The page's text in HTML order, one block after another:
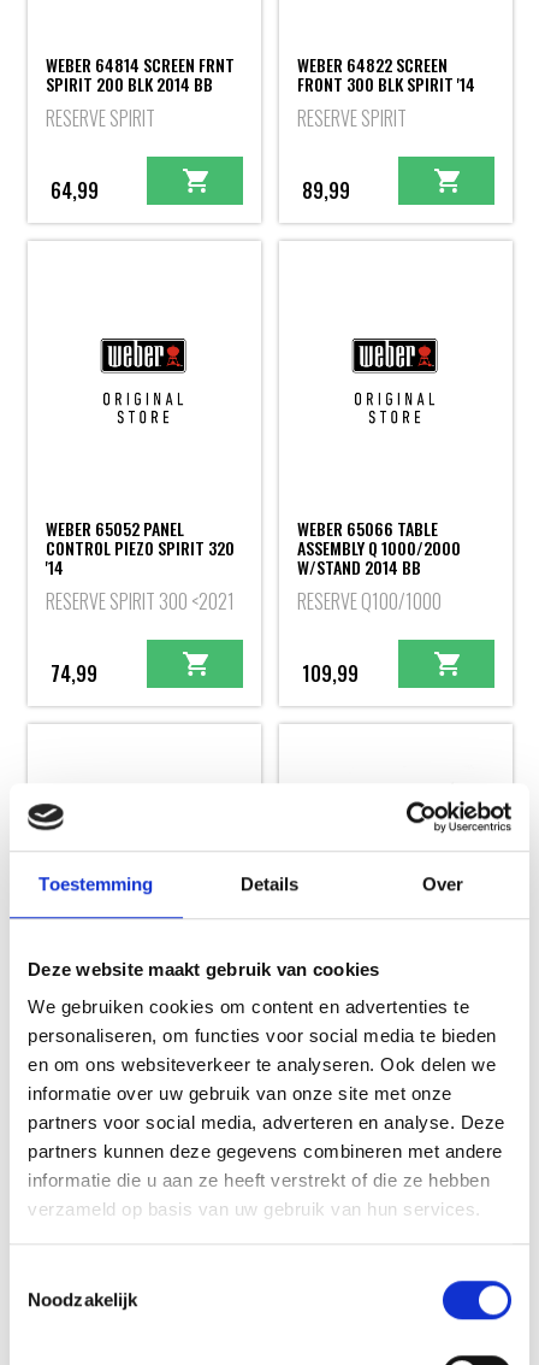
Toestemming Details Over
Deze website maakt gebruik van cookies
We gebruiken cookies om content en advertenties te
personaliseren, om functies voor social media te bieden
en om ons websiteverkeer te analyseren. Ook delen we
informatie over uw gebruik van onze site met onze
partners voor social media, adverteren en analyse. Deze
partners kunnen deze gegevens combineren met andere
informatie die u aan ze heeft verstrekt of die ze hebben
verzameld op basis van uw gebruik van hun services.
Noodzakelijk
WEBER 64814 SCREEN FRNT
SPIRIT 200 BLK 2014 BB
RESERVE SPIRIT
64,99
WEBER 64822 SCREEN
FRONT 300 BLK SPIRIT '14
RESERVE SPIRIT
89,99
WEBER 65052 PANEL
CONTROL PIEZO SPIRIT 320
'14
RESERVE SPIRIT 300 <2021
74,99
WEBER 65066 TABLE
ASSEMBLY Q 1000/2000
W/STAND 2014 BB
RESERVE Q100/1000
109,99
WEBER 66217 PANEL TANK
ENCL REAR PLAT GENESIS II
RESERVE GENESIS II 300
SERIES
34,99
WEBER 67278 BURNER
CROSSOVER 2B SPIRIT II '18
RESERVE SPIRIT II 200
SERIES
49,99